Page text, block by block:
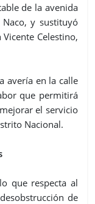
de la avenida
Naco, y sustituyó
Celestino,
avería en la calle
que permitirá
el servicio
Nacional.
que respecta al
de